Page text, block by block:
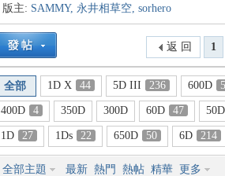
›
版主: SAMMY, 永井相草空, sorhero
1
返 回
全部 1D X 44 5D III 236 600D
400D 4 350D 300D 60D 47 50D
1D 27 1Ds 22 650D 50 6D 214
全部主題 最新 熱門 熱帖 精華 更多